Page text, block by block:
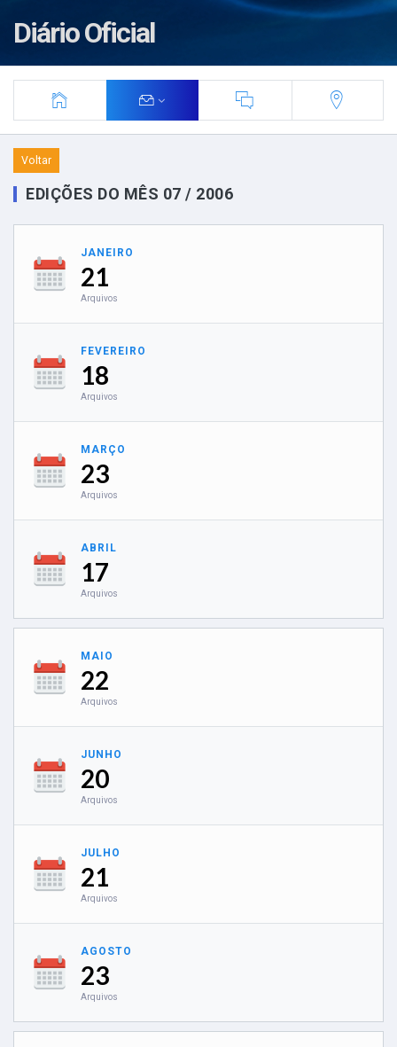
Diário Oficial
Voltar
EDIÇÕES DO MÊS 07 / 2006
JANEIRO
21
Arquivos
FEVEREIRO
18
Arquivos
MARÇO
23
Arquivos
ABRIL
17
Arquivos
MAIO
22
Arquivos
JUNHO
20
Arquivos
JULHO
21
Arquivos
AGOSTO
23
Arquivos